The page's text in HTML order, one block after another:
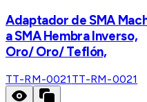
Adaptador de SMA
a SMA Hembra Inverso,
Oro/ Oro/ Teflón,
TT-RM-0021 TT-RM-0021